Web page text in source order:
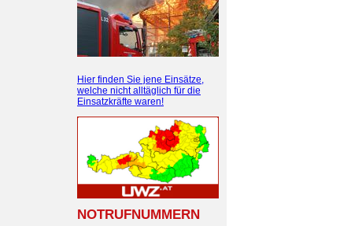
Hier finden Sie jene Einsätze,
welche nicht alltäglich für die
Einsatzkräfte waren!
NOTRUFNUMMERN